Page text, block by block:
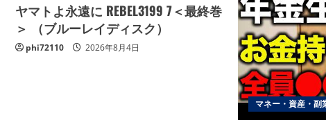
ヤマトよ永遠に REBEL3199 7＜最終巻
＞ （ブルーレイディスク）
phi72110 2026年8月4日
マネー・資産・副